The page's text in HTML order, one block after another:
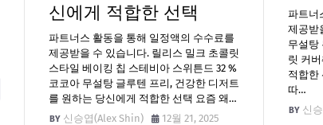
신에게 적합한 선택
파트너스 활동을 통해 일정액의 수수료를
제공받을 수 있습니다. 릴리스 밀크 초콜릿
스타일 베이킹 칩 스테비아 스위튼드 32 %
코코아 무설탕 글루텐 프리, 건강한 디저트
를 원하는 당신에게 적합한 선택 요즘 왜…
신승엽(Alex Shin)
12월 21, 2025
파트너
제공받
무설탕
릿 커
적합한
따…
신